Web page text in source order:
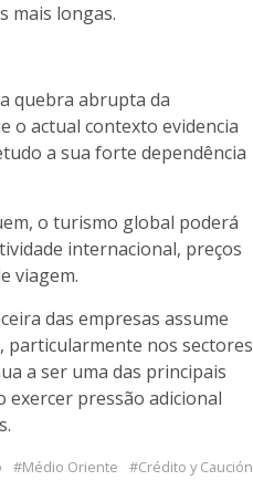
mais longas.
quebra abrupta da
o actual contexto evidencia
a sua forte dependência
o turismo global poderá
internacional, preços
viagem.
das empresas assume
particularmente nos sectores
a ser uma das principais
pressão adicional
Médio Oriente Crédito y Caución